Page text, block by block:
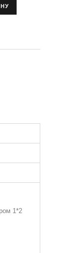
1*2